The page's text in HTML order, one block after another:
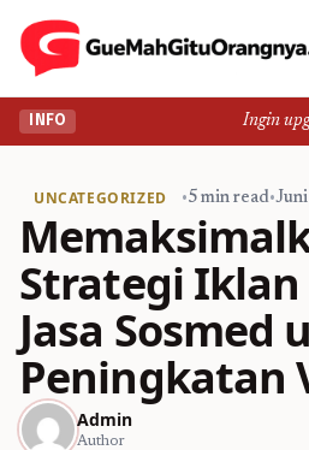
INFO Ingin
UNCATEGORIZED •5 min read•
Strategi
Jasa Sosmed
Peningkatan
Admin
Author